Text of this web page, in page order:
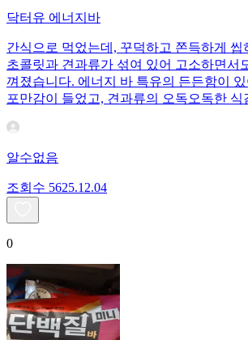
닥터유 에너지바
간식으로 먹었는데, 꾸덕하고 쫀득하게 씹
초콜릿과 견과류가 섞여 있어 고소하면서
껴졌습니다. 에너지 바 특유의 든든함이
포만감이 들었고, 견과류의 오독오독한 식
알수없음
조회수 5625.12.04
0